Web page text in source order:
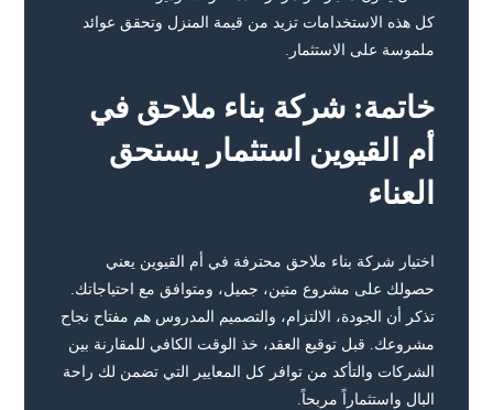
كل هذه الاستخدامات تزيد من قيمة المنزل وتحقق عوائد
ملموسة على الاستثمار.
خاتمة: شركة بناء ملاحق في
أم القيوين استثمار يستحق
العناء
اختيار شركة بناء ملاحق محترفة في أم القيوين يعني
حصولك على مشروع متين، جميل، ومتوافق مع احتياجاتك.
تذكر أن الجودة، الالتزام، والتصميم المدروس هم مفتاح نجاح
مشروعك. قبل توقيع العقد، خذ الوقت الكافي للمقارنة بين
الشركات والتأكد من توافر كل المعايير التي تضمن لك راحة
البال واستثماراً مربحاً.